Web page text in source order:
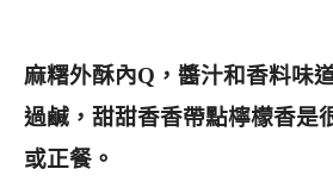
麻糬外酥內Q，醬汁和香料味
過鹹，甜甜香香帶點檸檬香是
或正餐。